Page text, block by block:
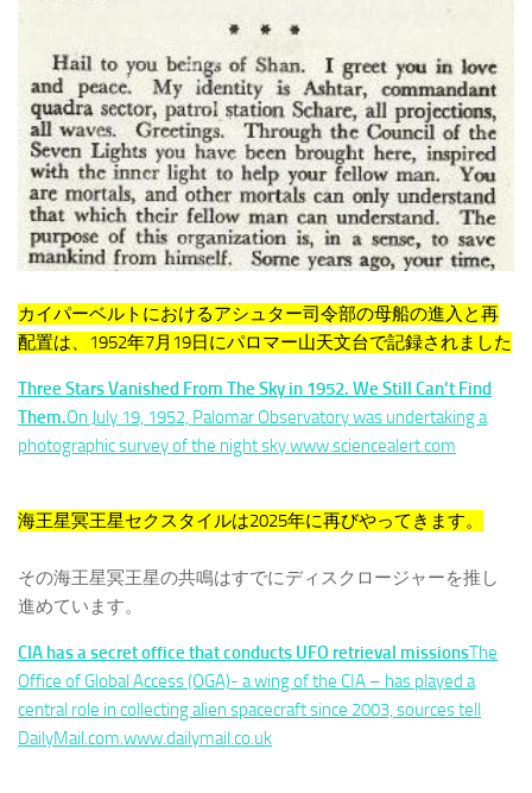
カイパーベルトにおけるアシュター司令部の母船の進入と再
配置は、1952年7月19日にパロマー山天文台で記録されました
Three Stars Vanished From The Sky in 1952. We Still Can’t Find
Them.On July 19, 1952, Palomar Observatory was undertaking a
photographic survey of the night sky.www.sciencealert.com
海王星冥王星セクスタイルは2025年に再びやってきます。
その海王星冥王星の共鳴はすでにディスクロージャーを推し
進めています。
CIA has a secret office that conducts UFO retrieval missionsThe
Office of Global Access (OGA)- a wing of the CIA – has played a
central role in collecting alien spacecraft since 2003, sources tell
DailyMail.com.www.dailymail.co.uk